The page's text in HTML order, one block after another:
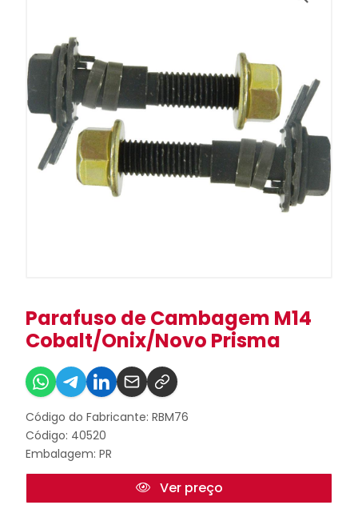
Parafuso de Cambagem M14
Cobalt/Onix/Novo Prisma
Código do Fabricante: RBM76
Código: 40520
Embalagem: PR
Ver preço